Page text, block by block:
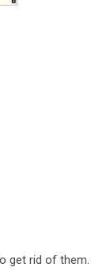
get rid of them.